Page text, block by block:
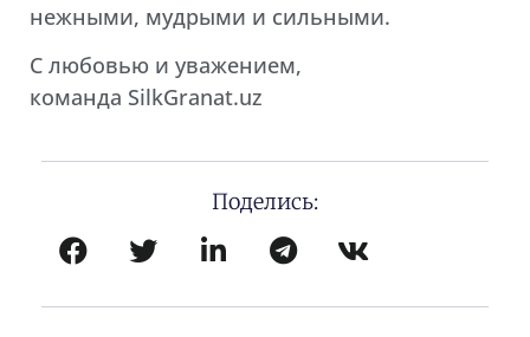
нежными, мудрыми и сильными.
С любовью и уважением,
команда SilkGranat.uz
Поделись: